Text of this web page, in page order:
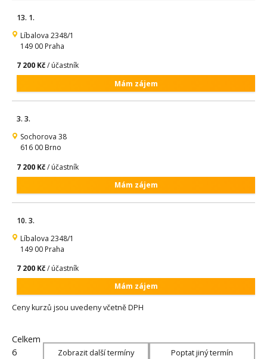
13. 1.
Líbalova 2348/1
149 00 Praha
7 200 Kč/ účastník
Mám zájem
3. 3.
Sochorova 38
616 00 Brno
7 200 Kč/ účastník
Mám zájem
10. 3.
Líbalova 2348/1
149 00 Praha
7 200 Kč/ účastník
Mám zájem
Ceny kurzů jsou uvedeny včetně DPH
Celkem
6
Zobrazit další termíny Poptat jiný termín